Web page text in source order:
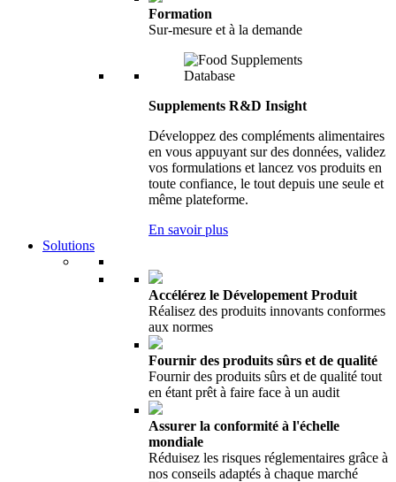
Formation
Sur-mesure et à la demande
Supplements R&D Insight
Développez des compléments alimentaires
en vous appuyant sur des données, validez
vos formulations et lancez vos produits en
toute confiance, le tout depuis une seule et
même plateforme.
En savoir plus
Solutions
Accélérez le Dévelopement Produit
Réalisez des produits innovants conformes
aux normes
Fournir des produits sûrs et de qualité
Fournir des produits sûrs et de qualité tout
en étant prêt à faire face à un audit
Assurer la conformité à l'échelle
mondiale
Réduisez les risques réglementaires grâce à
nos conseils adaptés à chaque marché